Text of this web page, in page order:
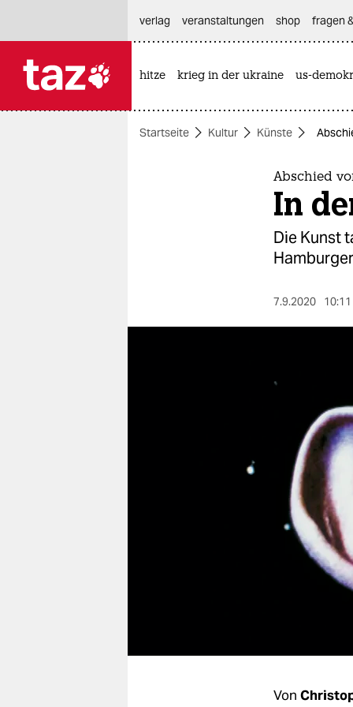
themen
verlag
veranstaltungen shop fragen
hitze krieg in der ukraine us-
Startseite Kultur Künste
Abschied
In
Die Kunst
7.9.2020
Von